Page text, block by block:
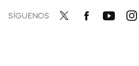
SÍGUENOS